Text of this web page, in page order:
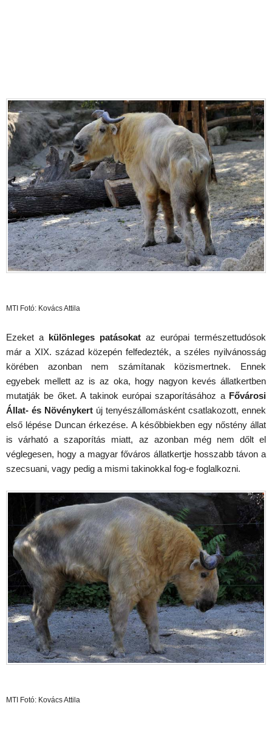
MTI Fotó: Kovács Attila
Ezeket a különleges patásokat az európai természettudósok
már a XIX. század közepén felfedezték, a széles nyilvánosság
körében azonban nem számítanak közismertnek. Ennek
egyebek mellett az is az oka, hogy nagyon kevés állatkertben
mutatják be őket. A takinok európai szaporításához a Fővárosi
Állat- és Növénykert új tenyészállomásként csatlakozott, ennek
első lépése Duncan érkezése. A későbbiekben egy nőstény állat
is várható a szaporítás miatt, az azonban még nem dőlt el
véglegesen, hogy a magyar főváros állatkertje hosszabb távon a
szecsuani, vagy pedig a mismi takinokkal fog-e foglalkozni.
MTI Fotó: Kovács Attila